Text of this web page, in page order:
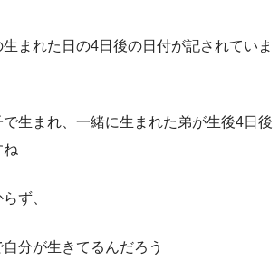
まれた日の4日後の日付が記されていま
生まれ、一緒に生まれた弟が生後4日後
ね
ず、
自分が生きてるんだろう